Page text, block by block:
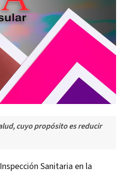
cuyo propósito es reducir
Sanitaria en la